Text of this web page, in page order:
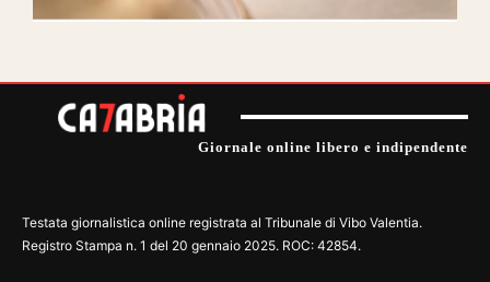
Giornale online libero e indipendente
Testata giornalistica online registrata al Tribunale di Vibo Valentia.
Registro Stampa n. 1 del 20 gennaio 2025. ROC: 42854.